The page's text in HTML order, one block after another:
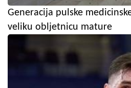
Generacija pulske
veliku obljetnicu mature